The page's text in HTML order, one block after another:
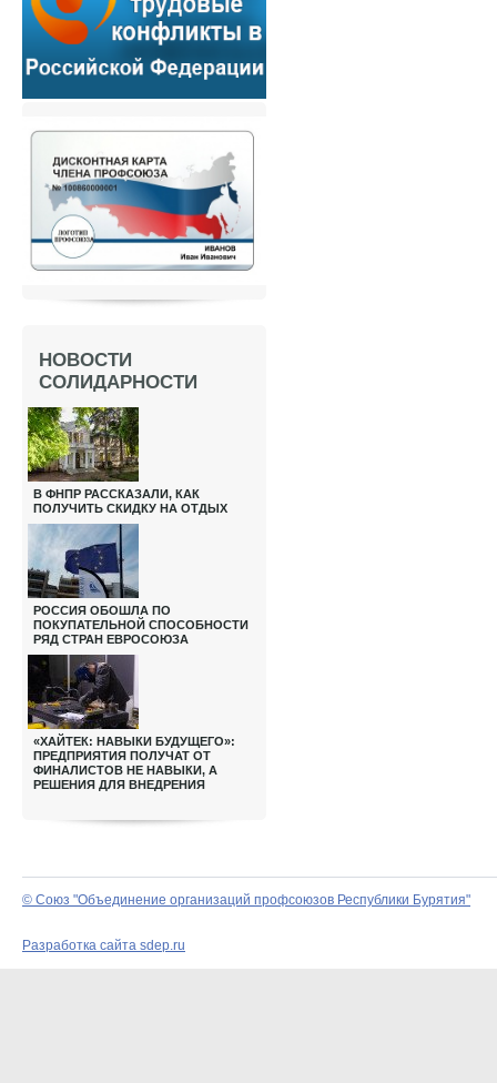
НОВОСТИ
СОЛИДАРНОСТИ
В ФНПР РАССКАЗАЛИ, КАК
ПОЛУЧИТЬ СКИДКУ НА ОТДЫХ
РОССИЯ ОБОШЛА ПО
ПОКУПАТЕЛЬНОЙ СПОСОБНОСТИ
РЯД СТРАН ЕВРОСОЮЗА
«ХАЙТЕК: НАВЫКИ БУДУЩЕГО»:
ПРЕДПРИЯТИЯ ПОЛУЧАТ ОТ
ФИНАЛИСТОВ НЕ НАВЫКИ, А
РЕШЕНИЯ ДЛЯ ВНЕДРЕНИЯ
© Союз "Объединение организаций профсоюзов Республики Бурятия"
Разработка сайта sdep.ru